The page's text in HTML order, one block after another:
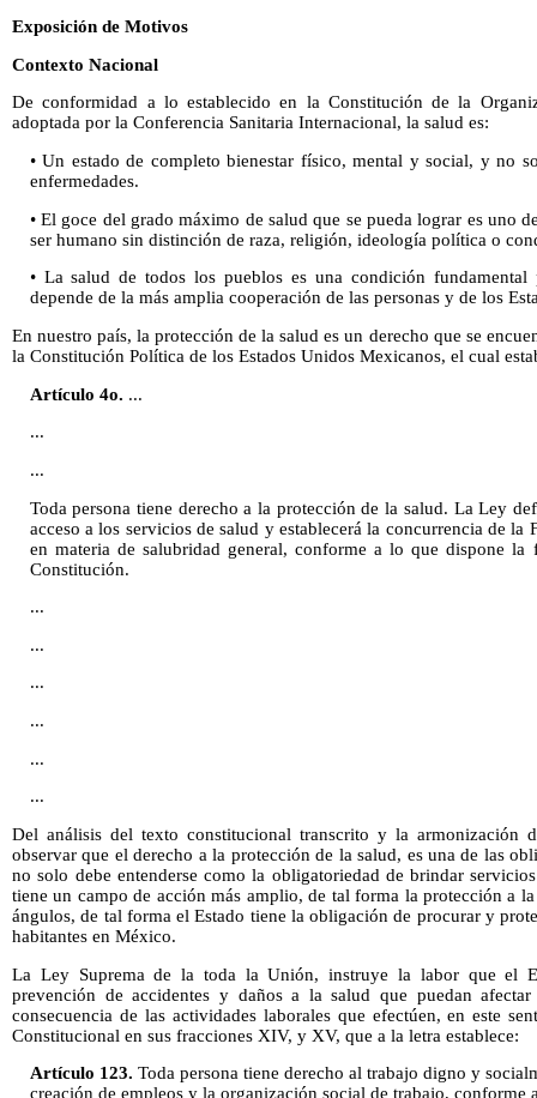
Exposición de Motivos
Contexto Nacional
De conformidad a lo establecido en la Constitución de la
adoptada por la Conferencia Sanitaria Internacional, la salud es:
• Un estado de completo bienestar físico, mental y social, y no
enfermedades.
• El goce del grado máximo de salud que se pueda lograr es uno
ser humano sin distinción de raza, religión, ideología política o
• La salud de todos los pueblos es una condición
depende de la más amplia cooperación de las personas y de los
En nuestro país, la protección de la salud es un derecho que se
la Constitución Política de los Estados Unidos Mexicanos, el cual
Artículo 4o. ...
...
...
Toda persona tiene derecho a la protección de la salud. La Ley
acceso a los servicios de salud y establecerá la concurrencia de la
en materia de salubridad general, conforme a lo que dispone
Constitución.
...
...
...
...
...
...
Del análisis del texto constitucional transcrito y la armonización
observar que el derecho a la protección de la salud, es una de las
no solo debe entenderse como la obligatoriedad de brindar
tiene un campo de acción más amplio, de tal forma la protección a
ángulos, de tal forma el Estado tiene la obligación de procurar y
habitantes en México.
La Ley Suprema de la toda la Unión, instruye la labor que el
prevención de accidentes y daños a la salud que puedan
consecuencia de las actividades laborales que efectúen, en este
Constitucional en sus fracciones XIV, y XV, que a la letra establece:
Artículo 123. Toda persona tiene derecho al trabajo digno y
creación de empleos y la organización social de trabajo, conforme